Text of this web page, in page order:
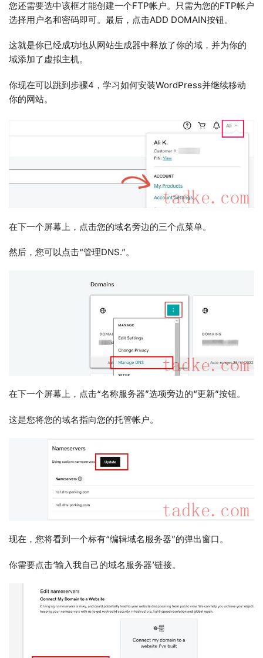
您还需要选中该框才能创建一个FTP帐户。只需为您的FTP帐户
选择用户名和密码即可。最后，点击ADD DOMAIN按钮。
这就是你已经成功地从网站生成器中释放了你的域，并为你的
域添加了虚拟主机。
你现在可以跳到步骤4，学习如何安装WordPress并继续移动
你的网站。
在下一个屏幕上，点击您的域名旁边的三个点菜单。
然后，您可以点击“管理DNS.”。
在下一个屏幕上，点击“名称服务器”选项旁边的“更新”按钮。
这是您将您的域名指向您的托管帐户。
现在，您将看到一个标有“编辑域名服务器”的弹出窗口。
你需要点击‘输入我自己的域名服务器’链接。